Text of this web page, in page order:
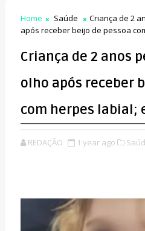
Home Saúde
Criança de 2
após receber beijo de pessoa
Criança de 2 anos
olho após receber
com herpes labial;
REDAÇÃO 1 year ago